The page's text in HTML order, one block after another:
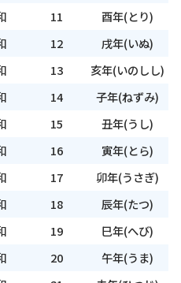
11 酉年(とり)
12 戌年(いぬ)
13 亥年(いのしし)
14 子年(ねずみ)
15 丑年(うし)
16 寅年(とら)
17 卯年(うさぎ)
18 辰年(たつ)
19 巳年(へび)
20 午年(うま)